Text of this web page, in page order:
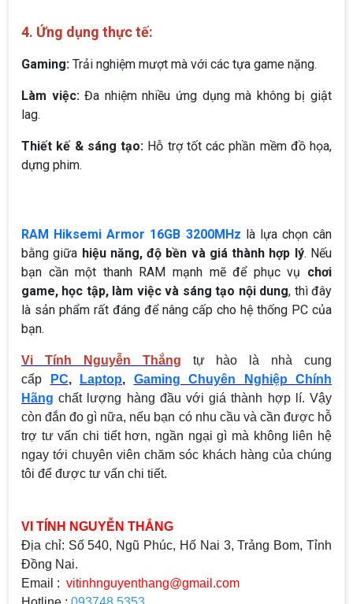
4. Ứng dụng thực tế:
Gaming: Trải nghiệm mượt mà với các tựa game nặng.
Làm việc:Đa nhiệm nhiều ứng dụng mà không bị giật
lag.
Thiết kế & sáng tạo: Hỗ trợ tốt các phần mềm đồ họa,
dựng phim.
RAM Hiksemi Armor 16GB 3200MHz là lựa chọn cân
bằng giữa hiệu năng, độ bền và giá thành hợp lý. Nếu
bạn cần một thanh RAM mạnh mẽ để phục vụ chơi
game, học tập, làm việc và sáng tạo nội dung, thì đây
là sản phẩm rất đáng để nâng cấp cho hệ thống PC của
bạn.
Vi Tính Nguyễn Thắng tự hào là nhà cung
cấp
PC, Laptop, Gaming Chuyên Nghiệp Chính
Hãng chất lượng hàng đầu với giá thành hợp lí. Vậy
còn đắn đo gì nữa, nếu bạn có nhu cầu và cần được hỗ
trợ tư vấn chi tiết hơn, ngần ngại gì mà không liên hệ
ngay tới chuyên viên chăm sóc khách hàng của chúng
tôi để được tư vấn chi tiết.
VI TÍNH NGUYỄN THẮNG
Địa chỉ: Số 540, Ngũ Phúc, Hố Nai 3, Trảng Bom, Tỉnh
Đồng Nai.
Email : vitinhnguyenthang@gmail.com